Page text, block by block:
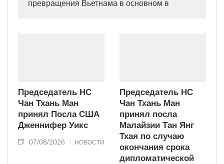
превращения Вьетнама в основном в
Председатель НС
Чан Тхань Ман
принял Посла США
Дженнифер Уикс
07/08/2026 НОВОСТИ
Председатель НС
Чан Тхань Ман
принял посла
Малайзии Тан Янг
Тхая по случаю
окончания срока
дипломатической